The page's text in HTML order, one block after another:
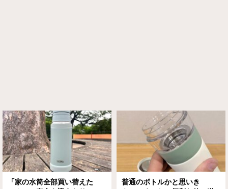
「家の水筒全部買い替えた
普通のボトルかと思いき